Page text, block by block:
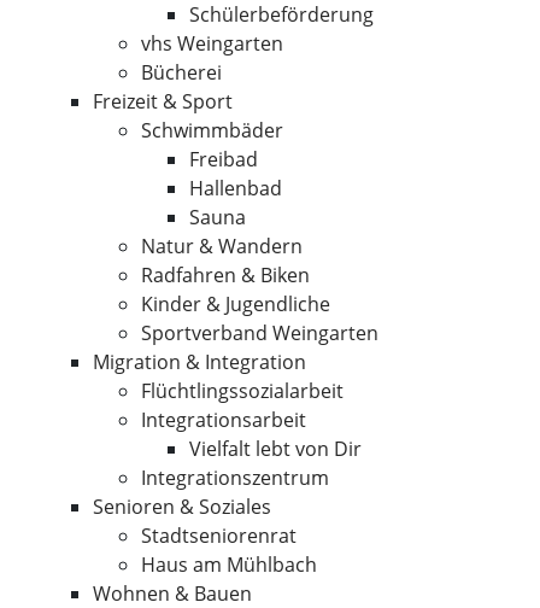
Schülerbeförderung
vhs Weingarten
Bücherei
Freizeit & Sport
Schwimmbäder
Freibad
Hallenbad
Sauna
Natur & Wandern
Radfahren & Biken
Kinder & Jugendliche
Sportverband Weingarten
Migration & Integration
Flüchtlingssozialarbeit
Integrationsarbeit
Vielfalt lebt von Dir
Integrationszentrum
Senioren & Soziales
Stadtseniorenrat
Haus am Mühlbach
Wohnen & Bauen